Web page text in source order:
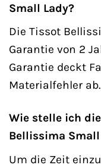
Small Lady?
Die Tissot
Garantie von 2
Garantie deckt
Materialfehler ab.
Wie stelle ich
Bellissima
Um die Zeit